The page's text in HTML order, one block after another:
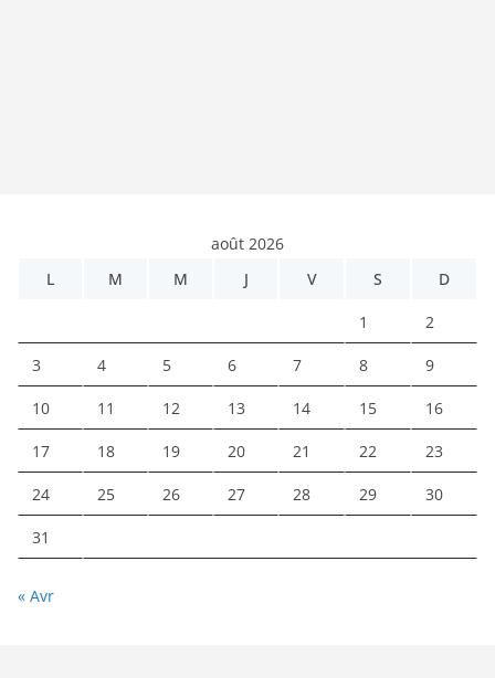
août 2026
L
M M J V S D
1 2
3 4 5 6 7 8 9
10 11 12 13 14 15 16
17 18 19 20 21 22 23
24 25 26 27 28 29 30
31
« Avr